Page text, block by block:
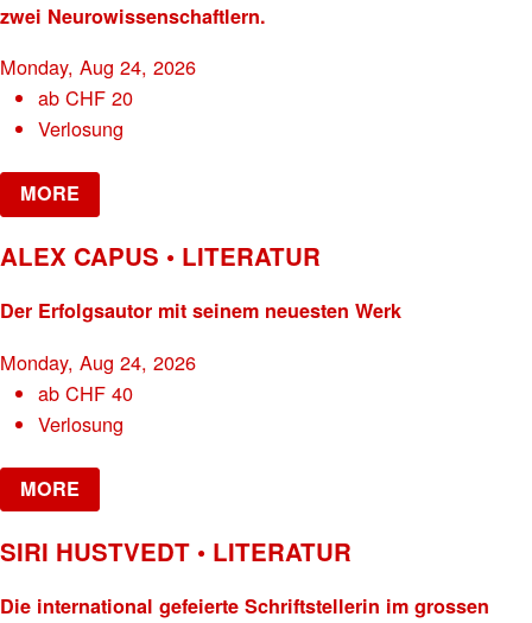
zwei Neurowissenschaftlern.
Monday, Aug 24, 2026
abCHF 20
Verlosung
MORE
ALEX CAPUS • LITERATUR
Der Erfolgsautor mit seinem neuesten Werk
Monday, Aug 24, 2026
abCHF 40
Verlosung
MORE
SIRI HUSTVEDT • LITERATUR
Die international gefeierte Schriftstellerin im grossen